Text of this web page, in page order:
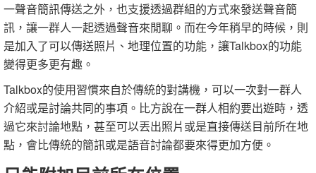
一聲音簡訊傳送之外，也支援透過群組的方式來發送聲音簡
訊，讓一群人一起透過聲音來閒聊。而在今年稍早的時候，則
是加入了可以傳送照片、地理位置的功能，讓Talkbox的功能
變得更多更有趣。
Talkbox的使用習慣來自於傳統的對講機，可以一次對一群人
介紹或是討論共同的事項。比方說在一群人相約要出遊時，透
過它來討論地點，甚至可以丟出照片或是直接傳送目前所在地
點，會比傳統的簡訊或是語音討論都要來得更加方便。